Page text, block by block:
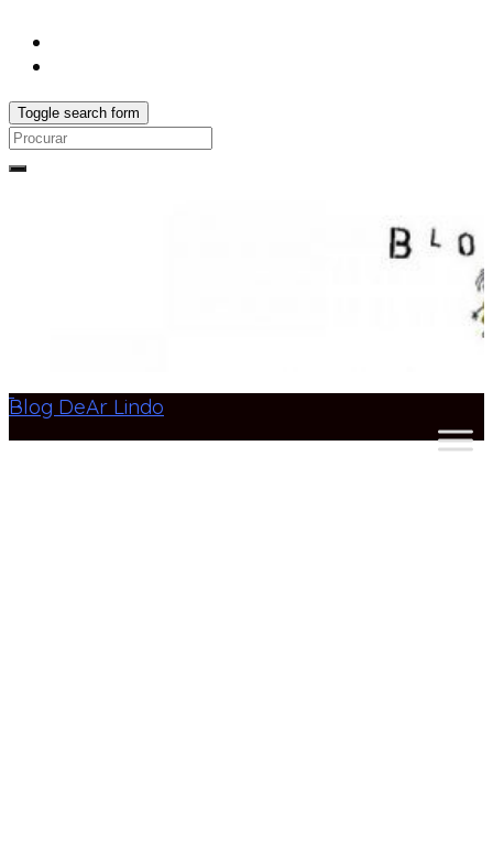
Toggle search form
Search
Blog DeAr Lindo